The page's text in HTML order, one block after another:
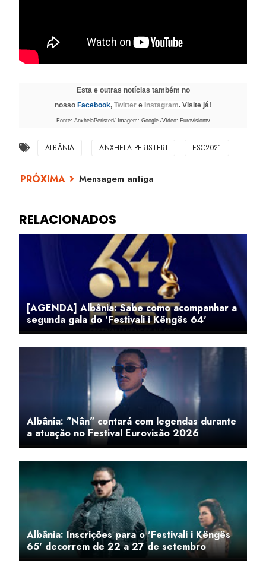
Esta e outras notícias também no
nosso Facebook, Twitter e Instagram. Visite já!
Fonte: AnxhelaPeristeri/ Imagem: Google /Vídeo: Eurovisiontv
ALBÂNIA ANXHELA PERISTERI ESC2021
Mensagem antiga
[AGENDA] Albânia: Sabe como acompanhar a
segunda gala do 'Festivali i Këngës 64'
Albânia: "Nân" contará com legendas durante
a atuação no Festival Eurovisão 2026
Albânia: Inscrições para o 'Festivali i Këngës
65' decorrem de 22 a 27 de setembro